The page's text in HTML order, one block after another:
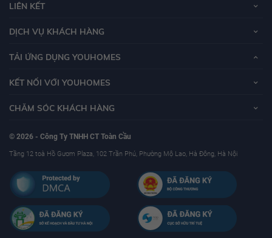
LIÊN KẾT
DỊCH VỤ KHÁCH HÀNG
TẢI ỨNG DỤNG YOUHOMES
KẾT NỐI VỚI YOUHOMES
CHĂM SÓC KHÁCH HÀNG
© 2026 - Công Ty TNHH CT Toàn Cầu
Tầng 12 toà Hồ Gươm Plaza, 102 Trần Phú, Phường Mộ Lao, Hà Đông, Hà Nội